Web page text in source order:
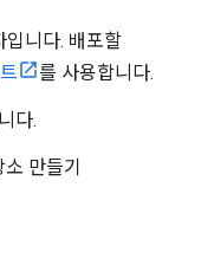
니다. 배포할
를 사용합니다.
다.
만들기